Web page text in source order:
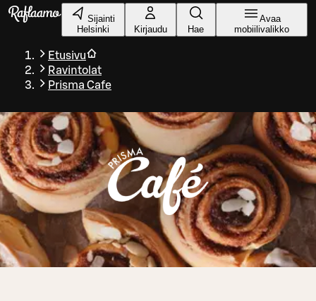
Siirry pääsisältöön
Sijainti
Helsinki
Kirjaudu Hae
Avaa
mobiilivalikko
Etusivu
Ravintolat
Prisma Cafe